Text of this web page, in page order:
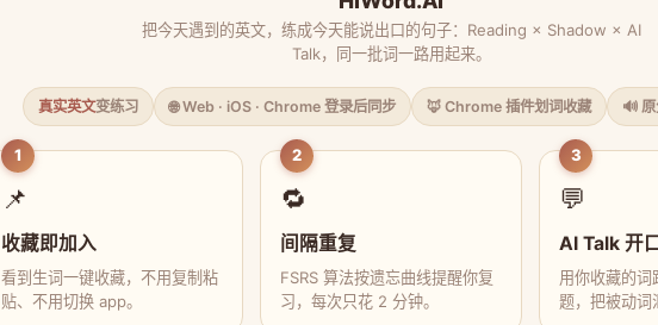
把今天遇到的英文，练成今天能说出口的句子：Reading × Shadow × AI
Talk，同一批词一路用起来。
真实英文变练习 🌐 Web · iOS · Chrome 登录后同步 🦊 Chrome 插件划词收藏 🔊
1
📌
收藏即加入
看到生词一键收藏，不用复制粘
贴、不用切换 app。
2
🔁
间隔重复
FSRS 算法按遗忘曲线提醒你复
习，每次只花 2 分钟。
3
💬
AI Talk 开
用你收藏的词
题，把被动词